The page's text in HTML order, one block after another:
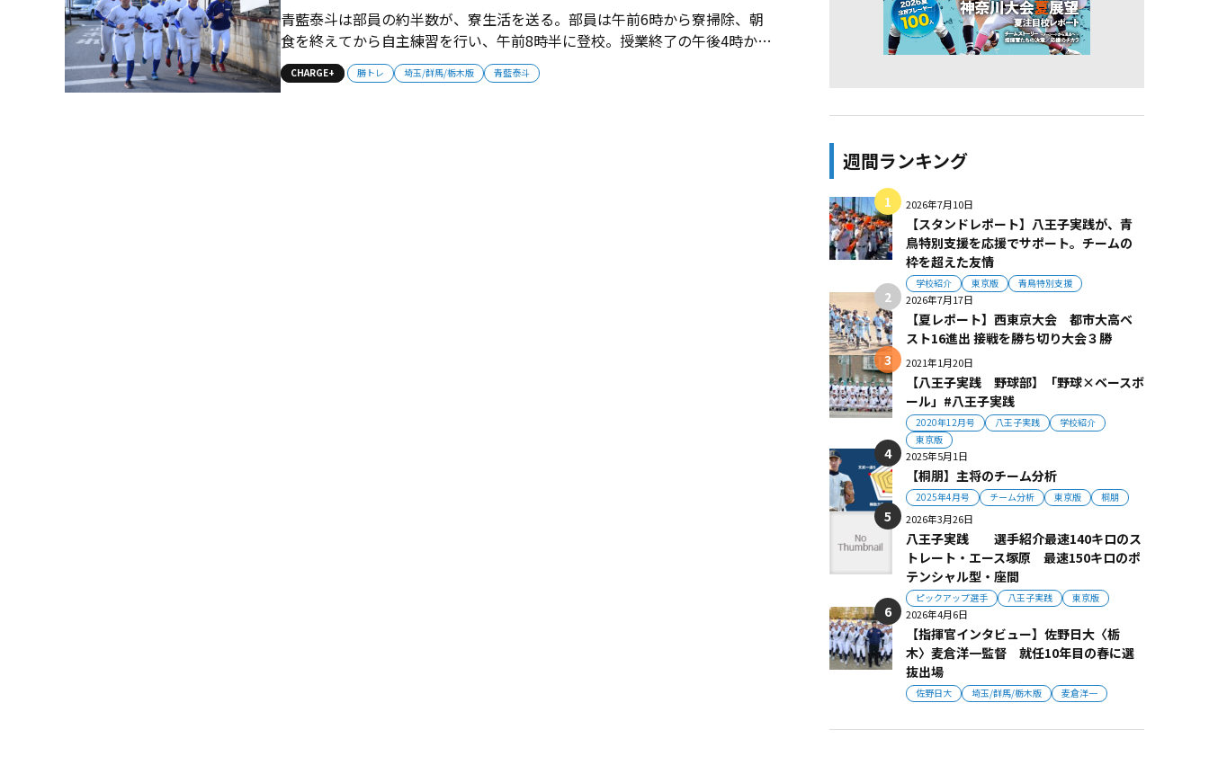
CHARGE+ 勝トレ 埼玉/群馬/栃木版 青藍泰斗
青藍泰斗は部員の約半数が、寮生活を送る。部員は午前6時から寮掃除、朝
食を終えてから自主練習を行い、午前8時半に登校。授業終了の午後4時から
午後8時ごろまで全体練習。その後は各自で自主練習となる。選手とともに
寮に住む宇賀神監督は「毎日の積み重ねが、最後の夏の力になる」と、選手
週間ランキング
2026年7月10日
【スタンドレポート】八王子実践が、青
鳥特別支援を応援でサポート。チームの
枠を超えた友情
学校紹介 東京版 青鳥特別支援
2026年7月17日
【夏レポート】西東京大会 都市大高ベ
スト16進出 接戦を勝ち切り大会３勝
2021年1月20日
【八王子実践 野球部】「野球×ベースボ
ール」#八王子実践
2020年12月号 八王子実践
学校紹介
東京版
2025年5月1日
【桐朋】主将のチーム分析
2025年4月号 チーム分析 東京版 桐朋
2026年3月26日
八王子実践 選手紹介最速140キロのス
トレート・エース塚原 最速150キロのポ
テンシャル型・座間
ピックアップ選手 八王子実践 東京版
2026年4月6日
【指揮官インタビュー】佐野日大〈栃
木〉麦倉洋一監督 就任10年目の春に選
抜出場
佐野日大 埼玉/群馬/栃木版 麦倉洋一